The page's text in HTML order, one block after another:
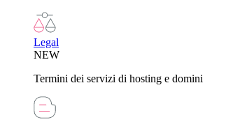
Legal
NEW
Termini dei servizi di hosting e domini